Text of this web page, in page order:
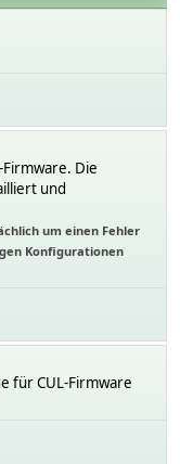
Die
und
um einen Fehler
Konfigurationen
für CUL-Firmware